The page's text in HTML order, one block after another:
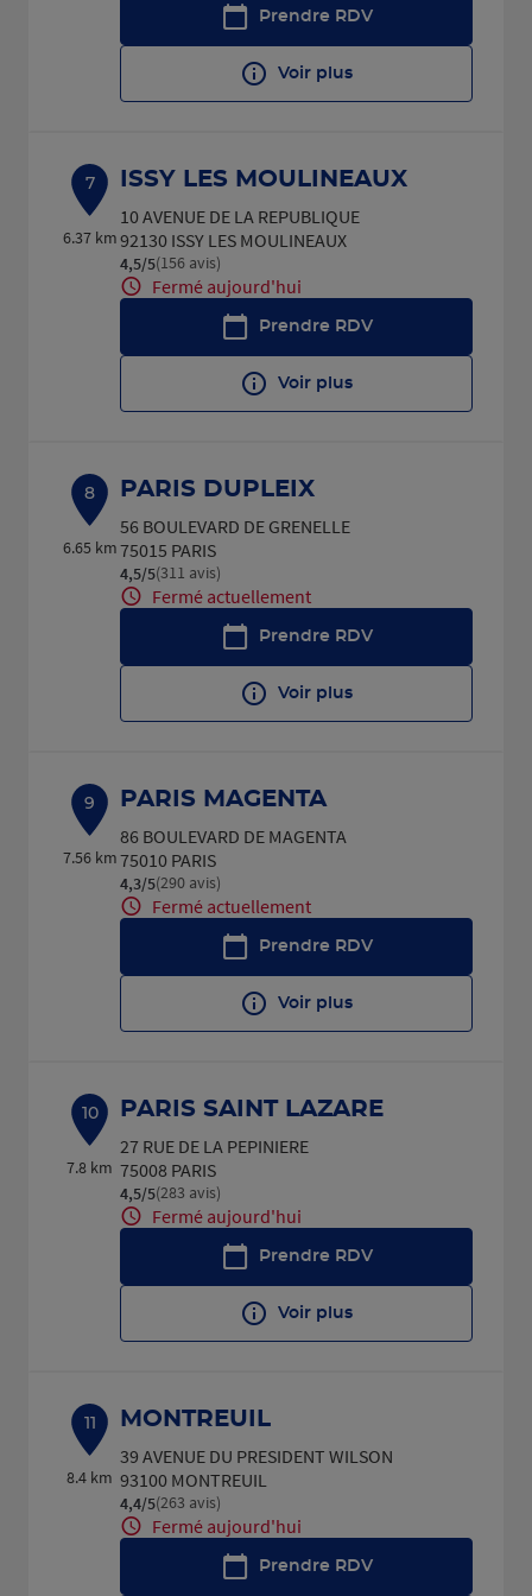
Prendre RDV
Voir plus
7
6.37 km
ISSY LES MOULINEAUX
10 AVENUE DE LA REPUBLIQUE
92130 ISSY LES MOULINEAUX
4,5/5Note de 4.5 sur 5
(156 avis)
Fermé aujourd'hui
Prendre RDV
Voir plus
8
6.65 km
PARIS DUPLEIX
56 BOULEVARD DE GRENELLE
75015 PARIS
4,5/5Note de 4.5 sur 5
(311 avis)
Fermé actuellement
Prendre RDV
Voir plus
9
7.56 km
PARIS MAGENTA
86 BOULEVARD DE MAGENTA
75010 PARIS
4,3/5Note de 4.3 sur 5
(290 avis)
Fermé actuellement
Prendre RDV
Voir plus
10
7.8 km
PARIS SAINT LAZARE
27 RUE DE LA PEPINIERE
75008 PARIS
4,5/5Note de 4.5 sur 5
(283 avis)
Fermé aujourd'hui
Prendre RDV
Voir plus
11
8.4 km
MONTREUIL
39 AVENUE DU PRESIDENT WILSON
93100 MONTREUIL
4,4/5Note de 4.4 sur 5
(263 avis)
Fermé aujourd'hui
Prendre RDV